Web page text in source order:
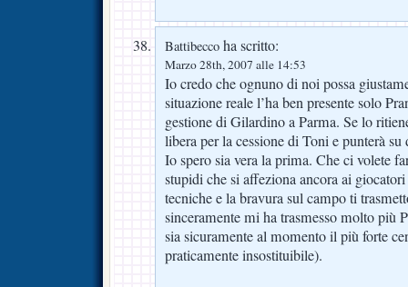
Battibecco ha scritto:
Marzo 28th, 2007 alle 14:53
Io credo che ognuno di noi possa
situazione reale l’ha ben presente solo
gestione di Gilardino a Parma. Se lo
libera per la cessione di Toni e punterà
Io spero sia vera la prima. Che ci volete
stupidi che si affeziona ancora ai
tecniche e la bravura sul campo ti
sinceramente mi ha trasmesso molto più
sia sicuramente al momento il più forte
praticamente insostituibile).